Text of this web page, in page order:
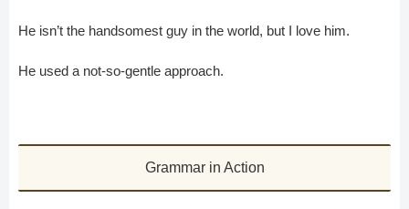
He isn’t the handsomest guy in the world, but I love him.
He used a not-so-gentle approach.
Grammar in Action